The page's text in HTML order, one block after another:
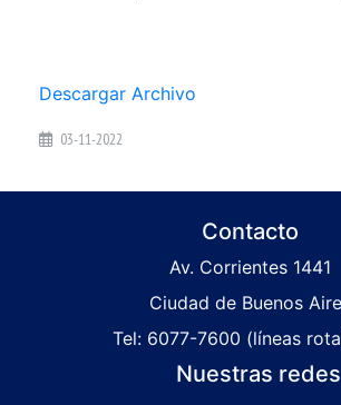
Descargar Archivo
03-11-2022
Contacto
Av. Corrientes 1441
Ciudad de Buenos
Tel: 6077-7600 (líneas
Nuestras redes